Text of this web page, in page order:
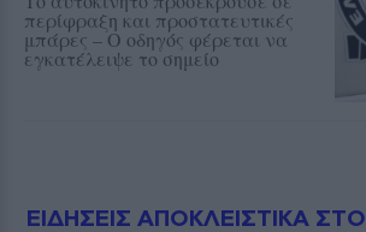
περίφραξη και προστατευτικές
μπάρες – Ο οδηγός φέρεται να
εγκατέλειψε το σημείο
ΕΙΔΗΣΕΙΣ ΑΠΟΚΛΕΙΣΤΙΚΑ ΣΤΟ